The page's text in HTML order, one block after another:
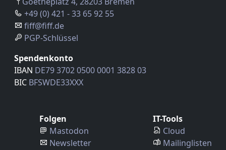
+49 (0) 421 - 33 65 92 55
fiff@fiff.de
PGP-Schlüssel
Spendenkonto
IBAN DE79 3702 0500 0001 3828 03
BIC BFSWDE33XXX
Folgen
Mastodon
Newsletter
IT-Tools
Cloud
Mailinglisten